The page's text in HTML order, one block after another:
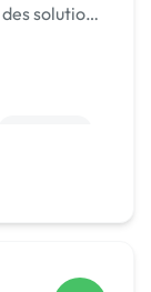
solutions
a...